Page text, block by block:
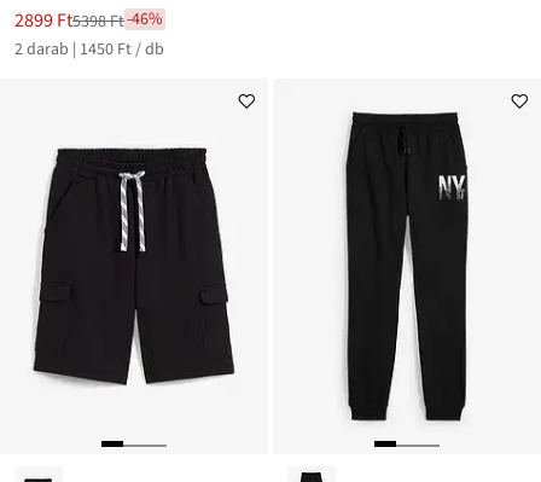
Új
ár
2899 Ft
Leárazva
5398 Ft
5398 Ft-46%
2 darab | 1450 Ft / db